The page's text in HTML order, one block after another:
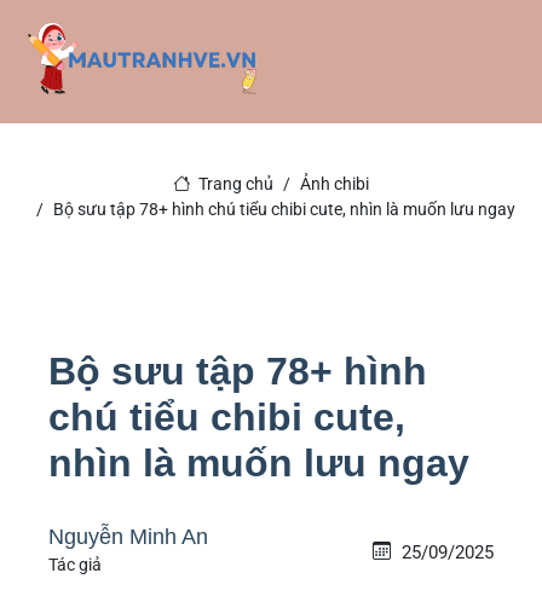
Trang chủ
Ảnh chibi
Bộ sưu tập 78+ hình chú tiểu chibi cute, nhìn là muốn lưu ngay
Bộ sưu tập 78+ hình
chú tiểu chibi cute,
nhìn là muốn lưu ngay
Nguyễn Minh An
Tác giả
25/09/2025